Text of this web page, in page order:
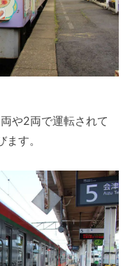
や2両で運転されて
す。